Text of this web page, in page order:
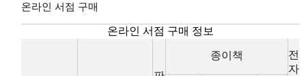
온라인 서점 구매
온라인 서점 구매 정보
종이책
전
자